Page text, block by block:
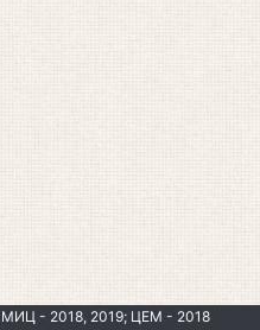
- 2018, 2019; ЦЕМ - 2018